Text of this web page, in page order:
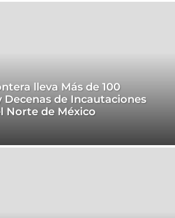
lleva Más de 100
Decenas de Incautaciones
Norte de México